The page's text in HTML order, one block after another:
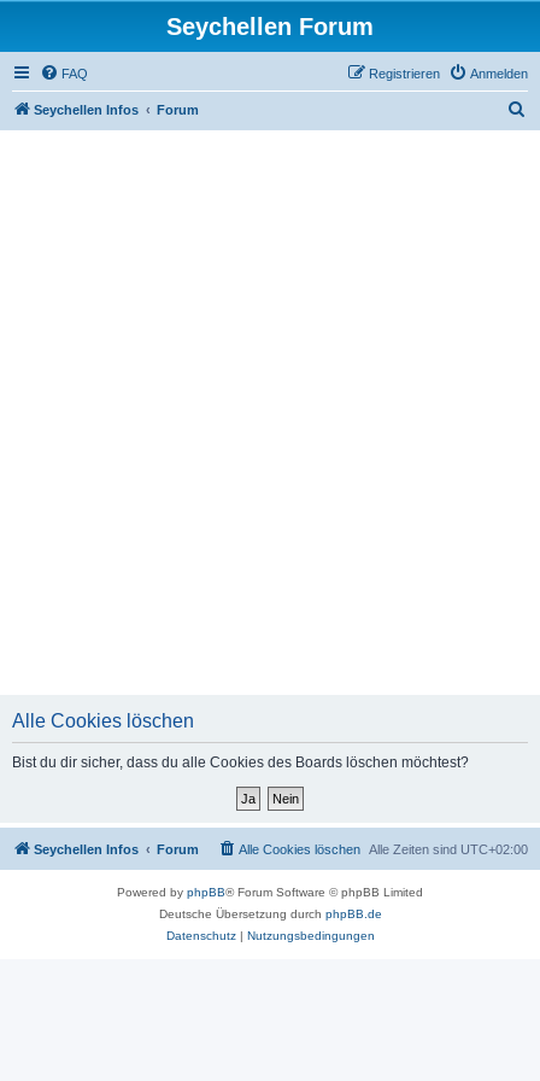
Seychellen Forum
FAQ Anmelden
Registrieren
Seychellen Infos Forum
Alle Cookies löschen
Bist du dir sicher, dass du alle Cookies des Boards löschen möchtest?
Seychellen Infos Forum Alle Zeiten sind UTC+02:00
Alle Cookies löschen
Powered by phpBB® Forum Software © phpBB Limited
Deutsche Übersetzung durch phpBB.de
Datenschutz| Nutzungsbedingungen